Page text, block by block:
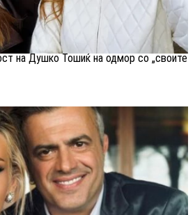
на Душко Тошиќ на одмор со „своите